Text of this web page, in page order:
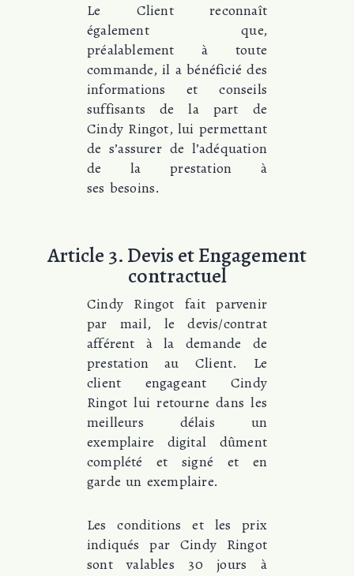
Le Client reconnaît
également que,
préalablement à toute
commande, il a bénéficié des
informations et conseils
suffisants de la part de
Cindy Ringot, lui permettant
de s’assurer de l’adéquation
de la prestation à
ses besoins.
Article 3. Devis et Engagement
contractuel
Cindy Ringot fait parvenir
par mail, le devis/contrat
afférent à la demande de
prestation au Client. Le
client engageant Cindy
Ringot lui retourne dans les
meilleurs délais un
exemplaire digital dûment
complété et signé et en
garde un exemplaire.
Les conditions et les prix
indiqués par Cindy Ringot
sont valables 30 jours à